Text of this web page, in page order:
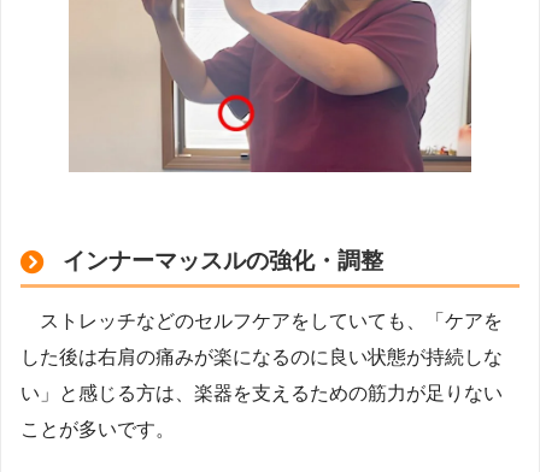
インナーマッスルの強化・調整
ストレッチなどのセルフケアをしていても、「ケアを
した後は右肩の痛みが楽になるのに良い状態が持続しな
い」と感じる方は、楽器を支えるための筋力が足りない
ことが多いです。